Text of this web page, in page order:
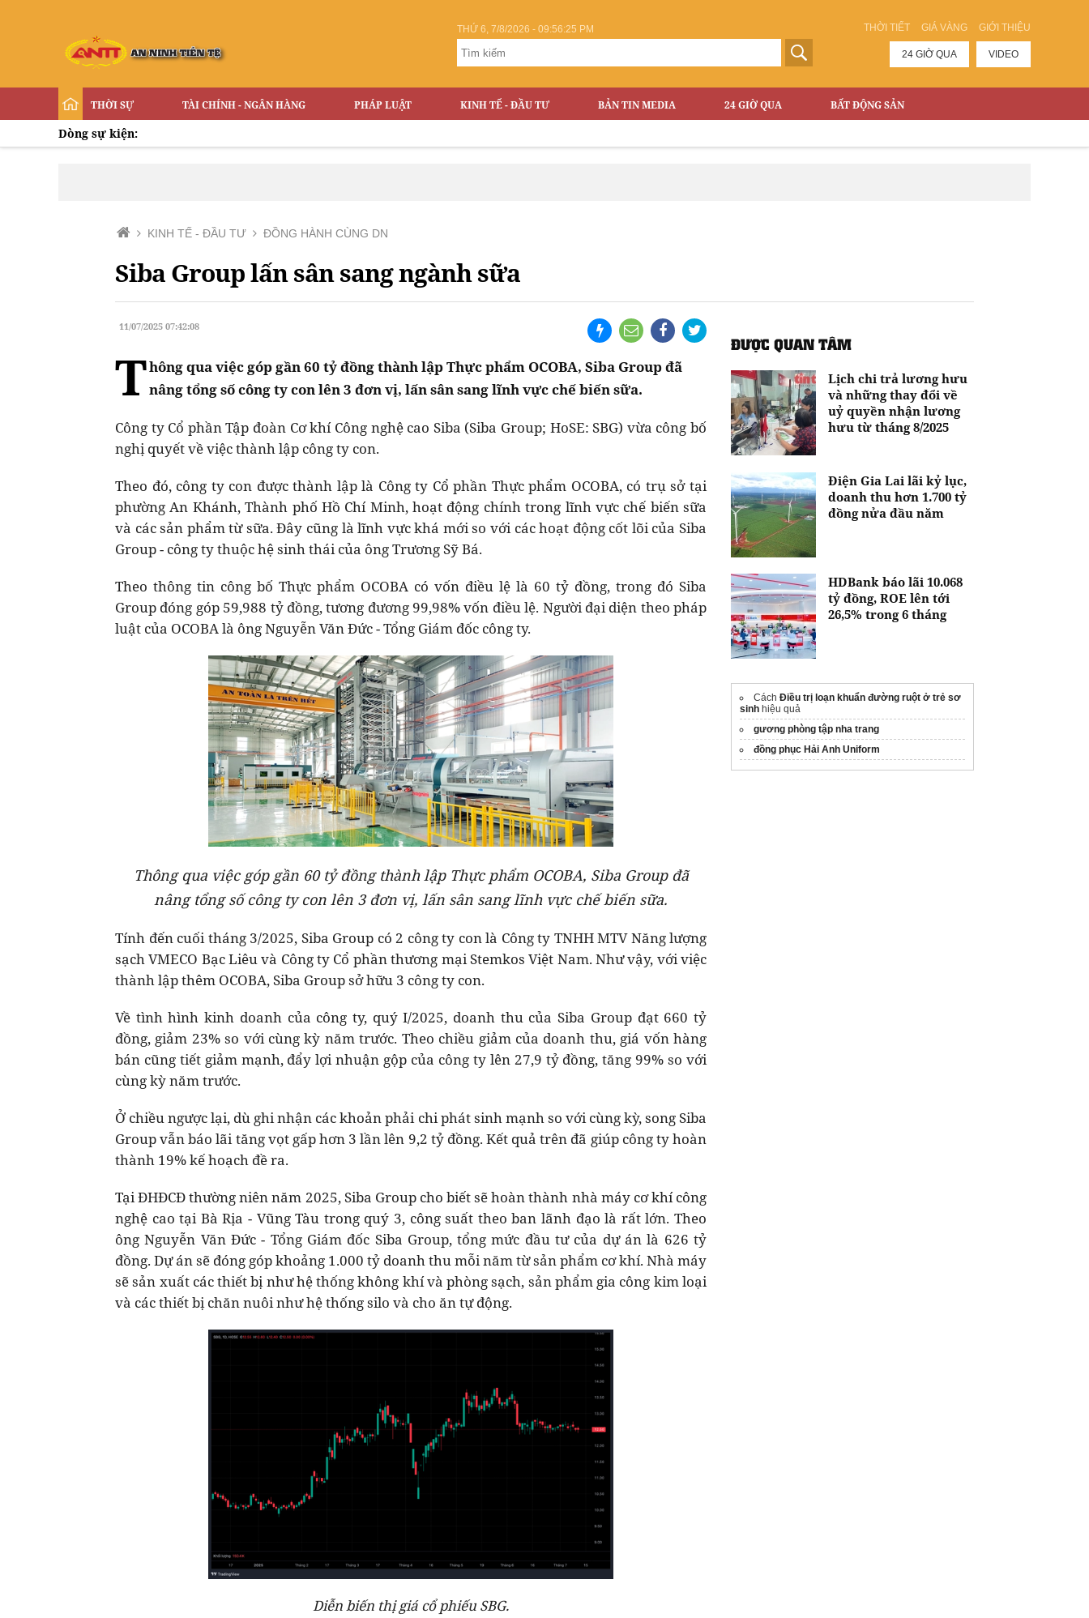
THỜI TIẾT GIÁ VÀNG GIỚI THIỆU
THỨ 6, 7/8/2026 - 09:56:25 PM
24 GIỜ QUA VIDEO
THỜI SỰ TÀI CHÍNH - NGÂN HÀNG PHÁP LUẬT KINH TẾ - ĐẦU TƯ BẢN TIN MEDIA 24 GIỜ QUA BẤT ĐỘNG SẢN
Dòng sự kiện:
KINH TẾ - ĐẦU TƯ ĐỒNG HÀNH CÙNG DN
Siba Group lấn sân sang ngành sữa
11/07/2025 07:42:08
Thông qua việc góp gần 60 tỷ đồng thành lập Thực phẩm OCOBA, Siba Group đã
nâng tổng số công ty con lên 3 đơn vị, lấn sân sang lĩnh vực chế biến sữa.
Công ty Cổ phần Tập đoàn Cơ khí Công nghệ cao Siba (Siba Group; HoSE: SBG) vừa công bố
nghị quyết về việc thành lập công ty con.
Theo đó, công ty con được thành lập là Công ty Cổ phần Thực phẩm OCOBA, có trụ sở tại
phường An Khánh, Thành phố Hồ Chí Minh, hoạt động chính trong lĩnh vực chế biến sữa
và các sản phẩm từ sữa. Đây cũng là lĩnh vực khá mới so với các hoạt động cốt lõi của Siba
Group - công ty thuộc hệ sinh thái của ông Trương Sỹ Bá.
Theo thông tin công bố Thực phẩm OCOBA có vốn điều lệ là 60 tỷ đồng, trong đó Siba
Group đóng góp 59,988 tỷ đồng, tương đương 99,98% vốn điều lệ. Người đại diện theo pháp
luật của OCOBA là ông Nguyễn Văn Đức - Tổng Giám đốc công ty.
Thông qua việc góp gần 60 tỷ đồng thành lập Thực phẩm OCOBA, Siba Group đã
nâng tổng số công ty con lên 3 đơn vị, lấn sân sang lĩnh vực chế biến sữa.
Tính đến cuối tháng 3/2025, Siba Group có 2 công ty con là Công ty TNHH MTV Năng lượng
sạch VMECO Bạc Liêu và Công ty Cổ phần thương mại Stemkos Việt Nam. Như vậy, với việc
thành lập thêm OCOBA, Siba Group sở hữu 3 công ty con.
Về tình hình kinh doanh của công ty, quý I/2025, doanh thu của Siba Group đạt 660 tỷ
đồng, giảm 23% so với cùng kỳ năm trước. Theo chiều giảm của doanh thu, giá vốn hàng
bán cũng tiết giảm mạnh, đẩy lợi nhuận gộp của công ty lên 27,9 tỷ đồng, tăng 99% so với
cùng kỳ năm trước.
Ở chiều ngược lại, dù ghi nhận các khoản phải chi phát sinh mạnh so với cùng kỳ, song Siba
Group vẫn báo lãi tăng vọt gấp hơn 3 lần lên 9,2 tỷ đồng. Kết quả trên đã giúp công ty hoàn
thành 19% kế hoạch đề ra.
Tại ĐHĐCĐ thường niên năm 2025, Siba Group cho biết sẽ hoàn thành nhà máy cơ khí công
nghệ cao tại Bà Rịa - Vũng Tàu trong quý 3, công suất theo ban lãnh đạo là rất lớn. Theo
ông Nguyễn Văn Đức - Tổng Giám đốc Siba Group, tổng mức đầu tư của dự án là 626 tỷ
đồng. Dự án sẽ đóng góp khoảng 1.000 tỷ doanh thu mỗi năm từ sản phẩm cơ khí. Nhà máy
sẽ sản xuất các thiết bị như hệ thống không khí và phòng sạch, sản phẩm gia công kim loại
và các thiết bị chăn nuôi như hệ thống silo và cho ăn tự động.
Diễn biến thị giá cổ phiếu SBG.
ĐƯỢC QUAN TÂM
Lịch chi trả lương hưu
và những thay đổi về
uỷ quyền nhận lương
hưu từ tháng 8/2025
Điện Gia Lai lãi kỷ lục,
doanh thu hơn 1.700 tỷ
đồng nửa đầu năm
HDBank báo lãi 10.068
tỷ đồng, ROE lên tới
26,5% trong 6 tháng
Cách Điều trị loạn khuẩn đường ruột ở trẻ sơ
sinh hiệu quả
gương phòng tập nha trang
đồng phục Hải Anh Uniform